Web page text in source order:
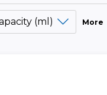
(ml) More